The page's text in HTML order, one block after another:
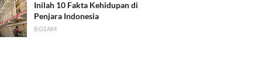
Inilah 10 Fakta Kehidupan di
Penjara Indonesia
8:03 AM